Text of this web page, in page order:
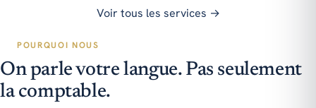
Voir tous les services →
POURQUOI NOUS
On parle votre langue. Pas seulement
la comptable.